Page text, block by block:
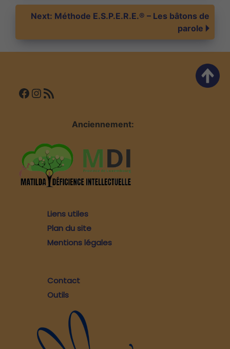
de
l’article
Next: Méthode E.S.P.E.R.E.® – Les bâtons de
parole
Facebook InstagramFlux RSS
Anciennement:
Liens utiles
Plan du site
Mentions légales
Contact
Outils